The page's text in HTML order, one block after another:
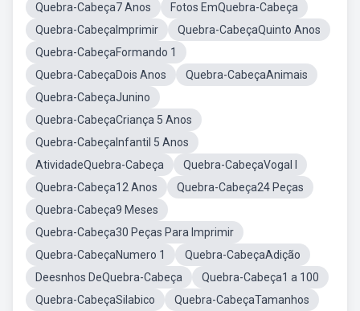
Quebra-Cabeça7 Anos
Fotos EmQuebra-Cabeça
Quebra-CabeçaImprimir
Quebra-CabeçaQuinto Anos
Quebra-CabeçaFormando 1
Quebra-CabeçaDois Anos
Quebra-CabeçaAnimais
Quebra-CabeçaJunino
Quebra-CabeçaCriança 5 Anos
Quebra-CabeçaInfantil 5 Anos
AtividadeQuebra-Cabeça
Quebra-CabeçaVogal I
Quebra-Cabeça12 Anos
Quebra-Cabeça24 Peças
Quebra-Cabeça9 Meses
Quebra-Cabeça30 Peças Para Imprimir
Quebra-CabeçaNumero 1
Quebra-CabeçaAdição
Deesnhos DeQuebra-Cabeça
Quebra-Cabeça1 a 100
Quebra-CabeçaSilabico
Quebra-CabeçaTamanhos